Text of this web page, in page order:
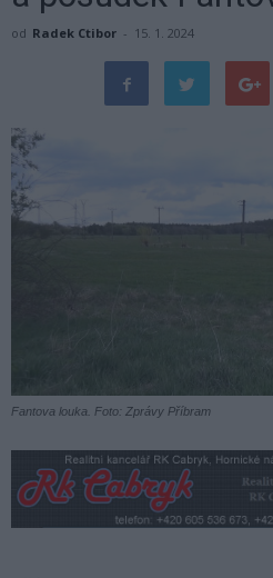
od Radek Ctibor - 15. 1. 2024
Fantova louka. Foto: Zprávy Příbram